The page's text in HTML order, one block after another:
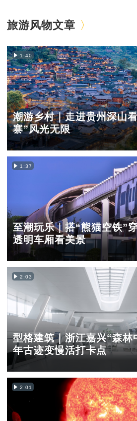
旅游风物文章
1:40
潮游乡村｜走进贵州深山
寨”风光无限
1:37
至潮玩乐｜搭“熊猫空铁”
透明车厢看美景
2:03
型格建筑｜浙江嘉兴“森林
年古迹变慢活打卡点
2:01